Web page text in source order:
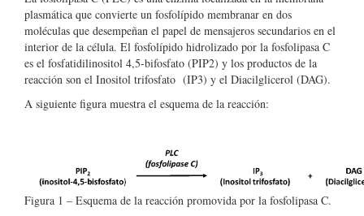
plasmática que convierte un fosfolípido membranar en dos
moléculas que desempeñan el papel de mensajeros secundarios en el
interior de la célula. El fosfolípido hidrolizado por la fosfolipasa C
es el fosfatidilinositol 4,5-bifosfato (PIP2) y los productos de la
reacción son el Inositol trifosfato (IP3) y el Diacilglicerol (DAG).
A siguiente figura muestra el esquema de la reacción:
Figura 1 – Esquema de la reacción promovida por la fosfolipasa C.